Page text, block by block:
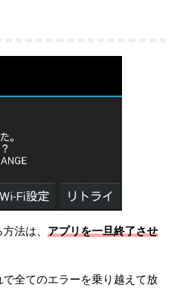
法は、 アプリを一旦終了させ
全てのエラーを乗り越えて放